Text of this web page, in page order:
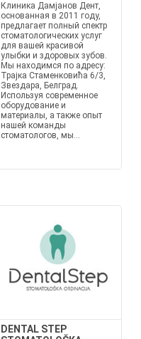
Клиника Дамјанов Дент,
основанная в 2011 году,
предлагает полный спектр
стоматологических услуг
для вашей красивой
улыбки и здоровых зубов.
Мы находимся по адресу:
Трајка Стаменковића 6/3,
Звездара, Белград.
Используя современное
оборудование и
материалы, а также опыт
нашей команды
стоматологов, мы...
DENTAL STEP